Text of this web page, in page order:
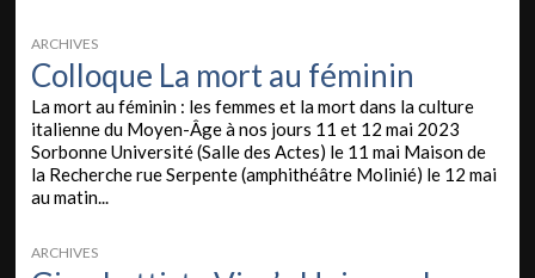
ARCHIVES
Colloque La mort au féminin
La mort au féminin : les femmes et la mort dans la culture
italienne du Moyen-Âge à nos jours 11 et 12 mai 2023
Sorbonne Université (Salle des Actes) le 11 mai Maison de
la Recherche rue Serpente (amphithéâtre Molinié) le 12 mai
au matin...
ARCHIVES